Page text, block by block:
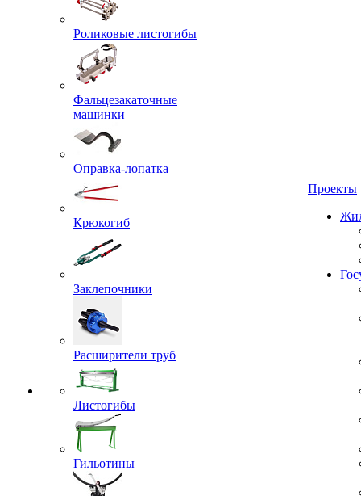
Роликовые листогибы
Фальцезакаточные
машинки
Оправка-лопатка
Крюкогиб
Заклепочники
Расширители труб
Листогибы
Гильотины
Проекты